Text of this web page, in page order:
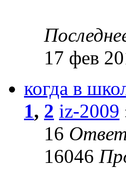
17 фев
когда в
1, 2 iz-2009
16
16046